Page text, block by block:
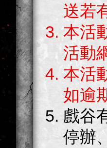
送若
本活
活動
本活
如逾
戲谷
停辦